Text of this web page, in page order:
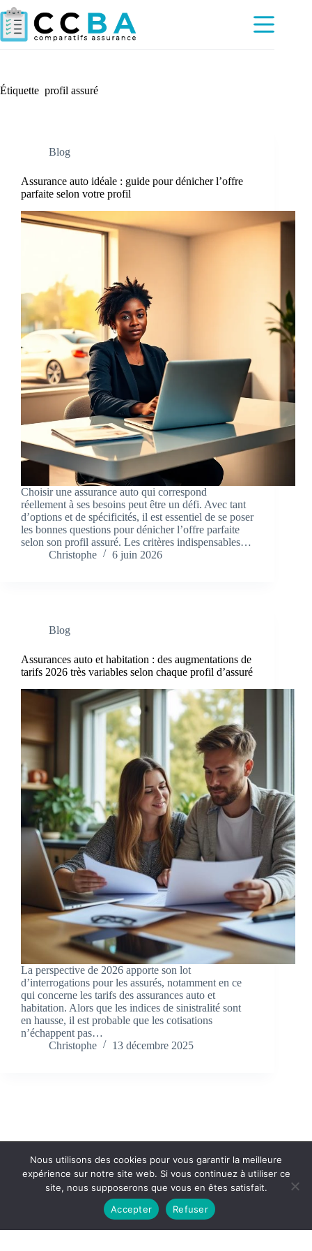
Passer
au
contenu
Étiquette profil assuré
Blog
Assurance auto idéale : guide pour dénicher l’offre
parfaite selon votre profil
Choisir une assurance auto qui correspond
réellement à ses besoins peut être un défi. Avec tant
d’options et de spécificités, il est essentiel de se poser
les bonnes questions pour dénicher l’offre parfaite
selon son profil assuré. Les critères indispensables…
Christophe
6 juin 2026
Blog
Assurances auto et habitation : des augmentations de
tarifs 2026 très variables selon chaque profil d’assuré
La perspective de 2026 apporte son lot
d’interrogations pour les assurés, notamment en ce
qui concerne les tarifs des assurances auto et
habitation. Alors que les indices de sinistralité sont
en hausse, il est probable que les cotisations
n’échappent pas…
Christophe
13 décembre 2025
Politique de confidentialité Contact
Copyright © 2026 - cc-ba.com
Nous utilisons des cookies pour vous garantir la meilleure
expérience sur notre site web. Si vous continuez à utiliser ce
site, nous supposerons que vous en êtes satisfait.
Accepter
Refuser